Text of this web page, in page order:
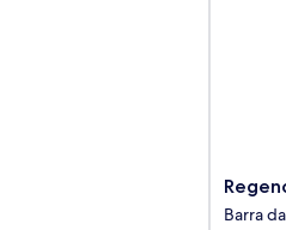
Barra
Barra